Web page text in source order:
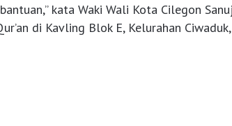
kata Waki Wali Kota Cilegon
di Kavling Blok E, Kelurahan